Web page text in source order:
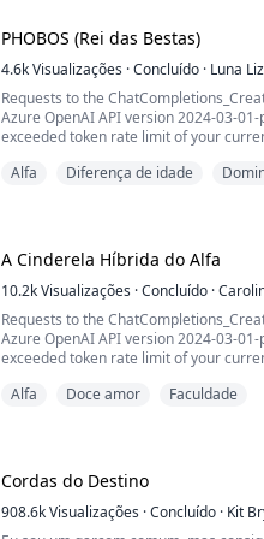
ser quebrada por sua verdadeira
1.000 anos dep...
PHOBOS (Rei das Bestas)
4.6kVisualizações ·Concluído · Luna Liz
Requests to the
Azure OpenAI API version 2024-03-
exceeded token rate limit of your
https://aka.ms/oai/quotaincrease if you
Content:
{"error":{"code":"429","message"...
Alfa Diferença de idade
A Cinderela Híbrida do Alfa
10.2kVisualizações ·Concluído ·
Requests to the
Azure OpenAI API version 2024-03-
exceeded token rate limit of your
https://aka.ms/oai/quotaincrease if you
Content:
{"error":{"code":"429","message"...
Alfa Doce amor Faculdade
Cordas do Destino
908.6kVisualizações ·Concluído · Kit